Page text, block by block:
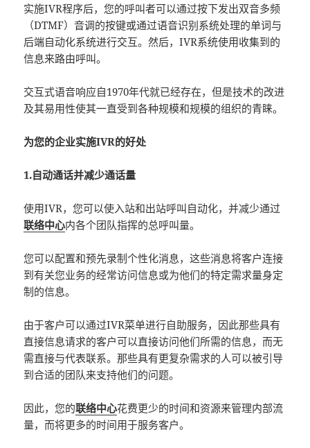
实施IVR程序后，您的呼叫者可以通过按下发出双音多频
（DTMF）音调的按键或通过语音识别系统处理的单词与
后端自动化系统进行交互。然后，IVR系统使用收集到的
信息来路由呼叫。
交互式语音响应自1970年代就已经存在，但是技术的改进
及其易用性使其一直受到各种规模和规模的组织的青睐。
为您的企业实施IVR的好处
1.自动通话并减少通话量
使用IVR，您可以使入站和出站呼叫自动化，并减少通过
联络中心内各个团队指挥的总呼叫量。
您可以配置和预先录制个性化消息，这些消息将客户连接
到有关您业务的经常访问信息或为他们的特定需求量身定
制的信息。
由于客户可以通过IVR菜单进行自助服务，因此那些具有
直接信息请求的客户可以直接访问他们所需的信息，而无
需直接与代表联系。那些具有更复杂需求的人可以被引导
到合适的团队来支持他们的问题。
因此，您的联络中心花费更少的时间和资源来管理内部流
量，而将更多的时间用于服务客户。